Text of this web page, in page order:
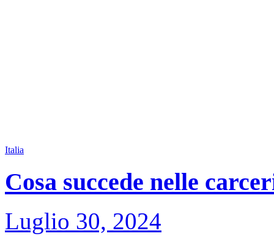
Italia
Cosa succede nelle
Luglio 30, 2024